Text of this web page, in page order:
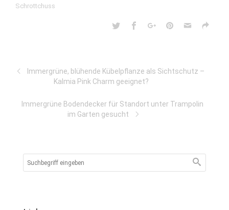
Schrottchuss
Immergrüne, blühende Kübelpflanze als Sichtschutz –
Kalmia Pink Charm geeignet?
Immergrüne Bodendecker für Standort unter Trampolin
im Garten gesucht